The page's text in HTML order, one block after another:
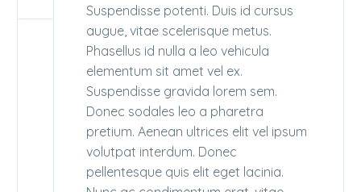
Suspendisse potenti. Duis id cursus
augue, vitae scelerisque metus.
Phasellus id nulla a leo vehicula
elementum sit amet vel ex.
Suspendisse gravida lorem sem.
Donec sodales leo a pharetra
pretium. Aenean ultrices elit vel ipsum
volutpat interdum. Donec
pellentesque quis elit eget lacinia.